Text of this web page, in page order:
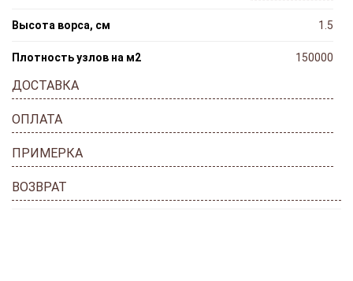
Высота ворса, см 1.5
Плотность узлов на м2 150000
ДОСТАВКА
ОПЛАТА
ПРИМЕРКА
ВОЗВРАТ